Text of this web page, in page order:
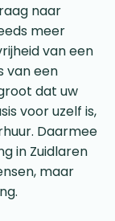
naar
meer
van een
van een
dat uw
voor uzelf is,
Daarmee
in Zuidlaren
maar